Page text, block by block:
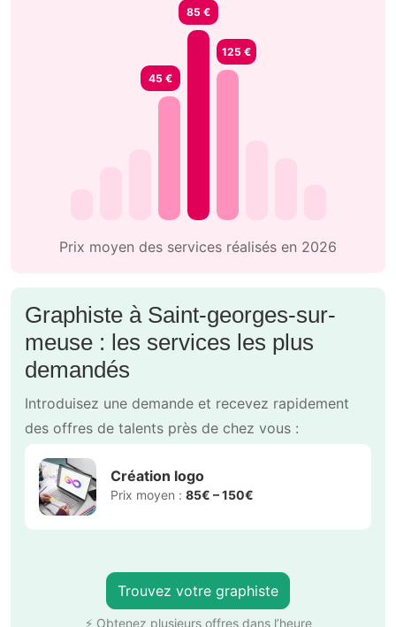
45 €
85 €
125 €
Prix moyen des services réalisés en 2026
Graphiste à Saint-georges-sur-
meuse : les services les plus
demandés
Introduisez une demande et recevez rapidement
des offres de talents près de chez vous :
Création logo
Prix moyen : 85€ – 150€
Trouvez votre graphiste
⚡ Obtenez plusieurs offres dans l’heure